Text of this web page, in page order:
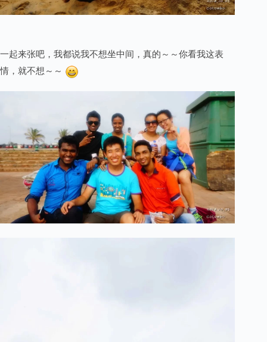
一起来张吧，我都说我不想坐中间，真的～～你看我这表
情，就不想～～